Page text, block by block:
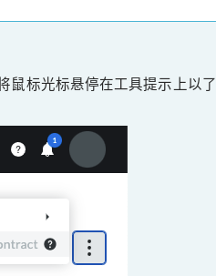
鼠标光标悬停在工具提示上以